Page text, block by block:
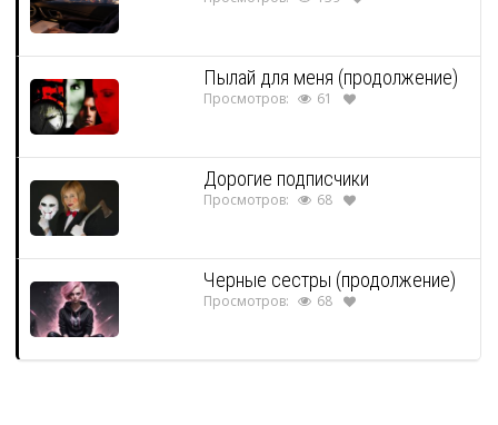
Пылай для меня (продолжение)
Просмотров: 61
Дорогие подписчики
Просмотров: 68
Черные сестры (продолжение)
Просмотров: 68